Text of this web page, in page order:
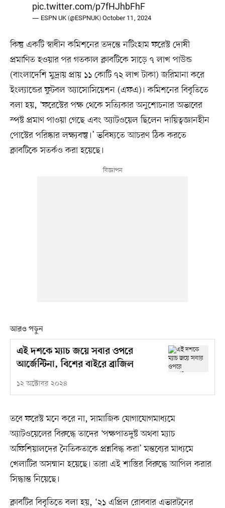
pic.twitter.com/p7fHJhbFhF
— ESPN UK (@ESPNUK)October 11, 2024
কিন্তু একটি স্বাধীন কমিশনের তদন্তে নটিংহাম ফরেস্ট দোষী
প্রমাণিত হওয়ার পর গতকাল ক্লাবটিকে সাড়ে ৭ লাখ পাউন্ড
(বাংলাদেশি মুদ্রায় প্রায় ১১ কোটি ৭২ লাখ টাকা) জরিমানা করে
ইংল্যান্ডের ফুটবল অ্যাসোসিয়েশন (এফএ)। কমিশনের বিবৃতিতে
বলা হয়, ‘ফরেস্টের পক্ষ থেকে সত্যিকার অনুশোচনার অভাবের
স্পষ্ট প্রমাণ পাওয়া গেছে এবং অ্যাটওয়েল ছিলেন দায়িত্বজ্ঞানহীন
পোস্টের পরিষ্কার লক্ষ্যবস্তু।’ ভবিষ্যতে আচরণ ঠিক করতে
ক্লাবটিকে সতর্কও করা হয়েছে।
আরও পড়ুন
এই দশকে ম্যাচ জয়ে সবার ওপরে
আর্জেন্টিনা, বিশের বাইরে ব্রাজিল
১২ অক্টোবর ২০২৪
তবে ফরেস্ট মনে করে না, সামাজিক যোগাযোগমাধ্যমে
অ্যাটওয়েলের বিরুদ্ধে তাদের ‘পক্ষপাতদুষ্ট অথবা ম্যাচ
অফিশিয়ালদের নৈতিকতাকে প্রশ্নবিদ্ধ করা’ মন্তব্যের মাধ্যমে
খেলাটির অসম্মান হয়েছে। তারা এই শাস্তির বিরুদ্ধে আপিল করার
সিদ্ধান্ত নিয়েছে।
ক্লাবটির বিবৃতিতে বলা হয়, ‘২১ এপ্রিল রোববার এভারটনের